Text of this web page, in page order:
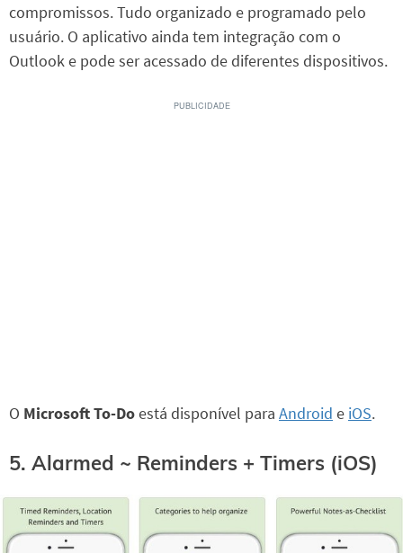
compromissos. Tudo organizado e programado pelo
usuário. O aplicativo ainda tem integração com o
Outlook e pode ser acessado de diferentes dispositivos.
O Microsoft To-Doestá disponível para Android e iOS.
5. Alarmed ~ Reminders + Timers (iOS)